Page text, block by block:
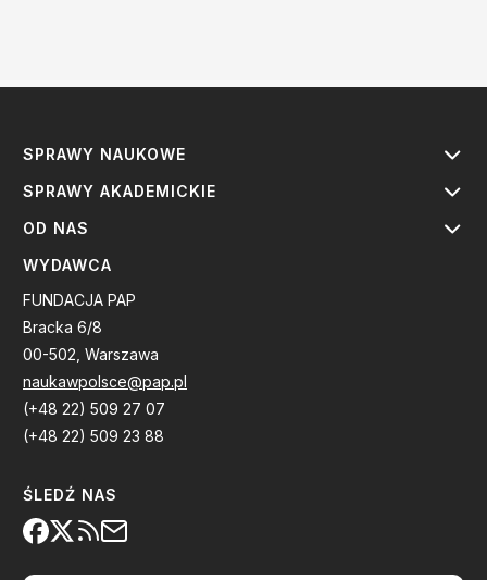
SPRAWY NAUKOWE
SPRAWY AKADEMICKIE
OD NAS
WYDAWCA
FUNDACJA PAP
Bracka 6/8
00-502, Warszawa
naukawpolsce@pap.pl
(+48 22) 509 27 07
(+48 22) 509 23 88
ŚLEDŹ NAS